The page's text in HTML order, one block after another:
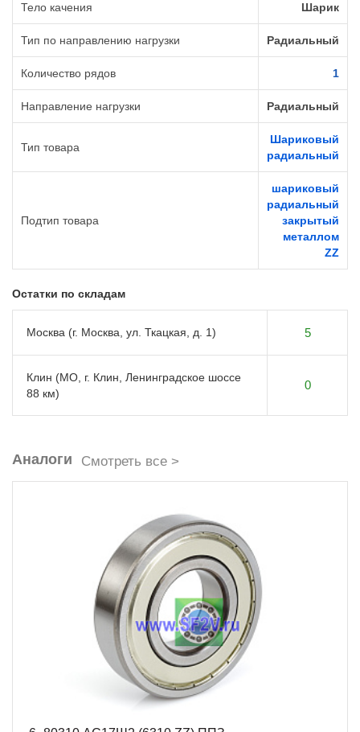
Тело качения Шарик
Тип по направлению нагрузки Радиальный
Количество рядов 1
Направление нагрузки Радиальный
Тип товара
Шариковый
радиальный
Подтип товара
шариковый
радиальный
закрытый
металлом
ZZ
Остатки по складам
Москва (г. Москва, ул. Ткацкая, д. 1) 5
Клин (МО, г. Клин, Ленинградское шоссе
88 км)
0
Аналоги Смотреть все >